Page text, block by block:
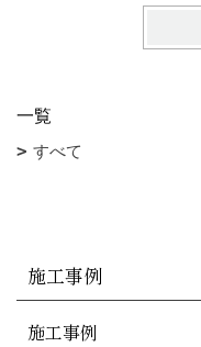
一覧
すべて
施工事例
施工事例